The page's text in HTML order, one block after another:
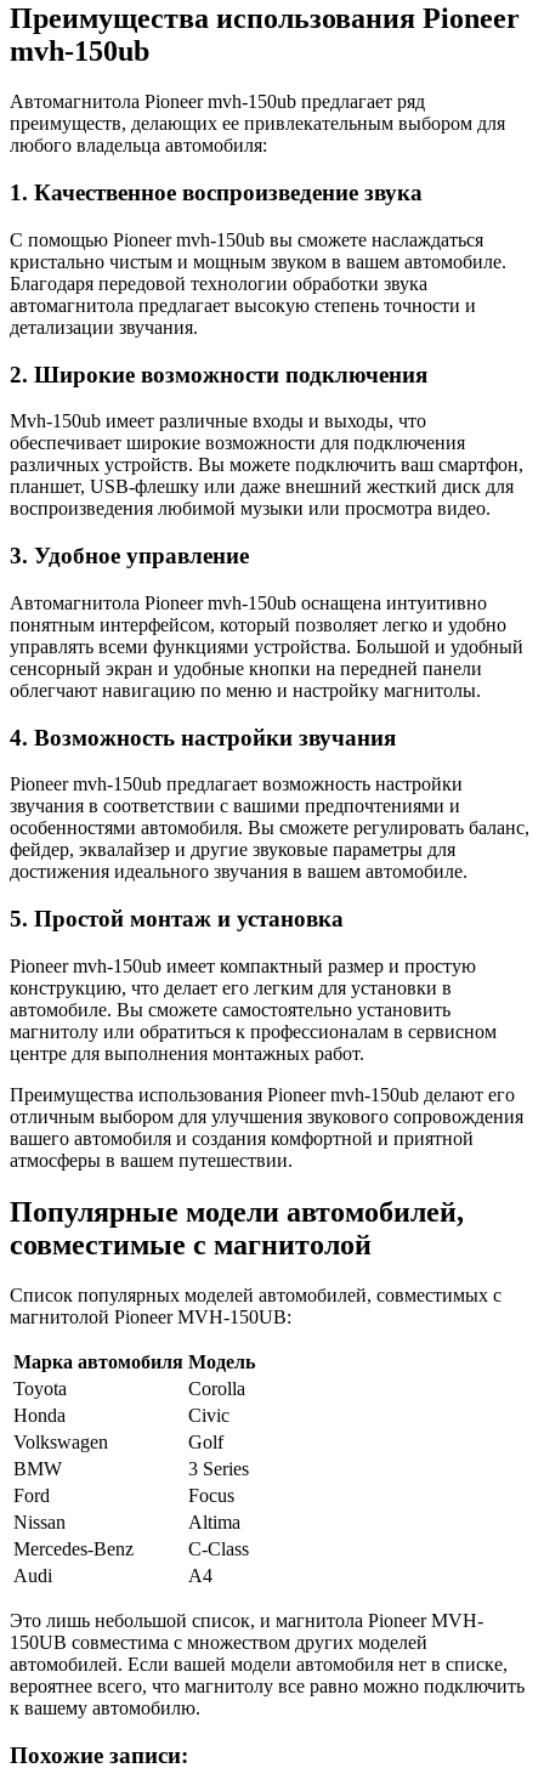
Преимущества использования Pioneer
mvh-150ub
Автомагнитола Pioneer mvh-150ub предлагает ряд
преимуществ, делающих ее привлекательным выбором для
любого владельца автомобиля:
1. Качественное воспроизведение звука
С помощью Pioneer mvh-150ub вы сможете наслаждаться
кристально чистым и мощным звуком в вашем автомобиле.
Благодаря передовой технологии обработки звука
автомагнитола предлагает высокую степень точности и
детализации звучания.
2. Широкие возможности подключения
Mvh-150ub имеет различные входы и выходы, что
обеспечивает широкие возможности для подключения
различных устройств. Вы можете подключить ваш смартфон,
планшет, USB-флешку или даже внешний жесткий диск для
воспроизведения любимой музыки или просмотра видео.
3. Удобное управление
Автомагнитола Pioneer mvh-150ub оснащена интуитивно
понятным интерфейсом, который позволяет легко и удобно
управлять всеми функциями устройства. Большой и удобный
сенсорный экран и удобные кнопки на передней панели
облегчают навигацию по меню и настройку магнитолы.
4. Возможность настройки звучания
Pioneer mvh-150ub предлагает возможность настройки
звучания в соответствии с вашими предпочтениями и
особенностями автомобиля. Вы сможете регулировать баланс,
фейдер, эквалайзер и другие звуковые параметры для
достижения идеального звучания в вашем автомобиле.
5. Простой монтаж и установка
Pioneer mvh-150ub имеет компактный размер и простую
конструкцию, что делает его легким для установки в
автомобиле. Вы сможете самостоятельно установить
магнитолу или обратиться к профессионалам в сервисном
центре для выполнения монтажных работ.
Преимущества использования Pioneer mvh-150ub делают его
отличным выбором для улучшения звукового сопровождения
вашего автомобиля и создания комфортной и приятной
атмосферы в вашем путешествии.
Популярные модели автомобилей,
совместимые с магнитолой
Список популярных моделей автомобилей, совместимых с
магнитолой Pioneer MVH-150UB:
Марка автомобиля Модель
Toyota
Corolla
Honda
Civic
Volkswagen
Golf
BMW
3 Series
Ford
Focus
Nissan
Altima
Mercedes-Benz
C-Class
Audi
A4
Это лишь небольшой список, и магнитола Pioneer MVH-
150UB совместима с множеством других моделей
автомобилей. Если вашей модели автомобиля нет в списке,
вероятнее всего, что магнитолу все равно можно подключить
к вашему автомобилю.
Похожие записи: